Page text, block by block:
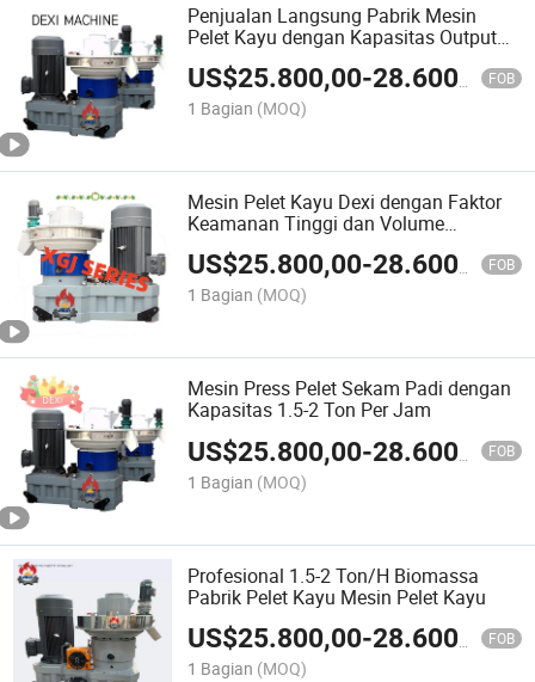
Penjualan Langsung Pabrik Mesin
Pelet Kayu dengan Kapasitas Output
yang Kuat
US$25.800,00-28.600,00 FOB
1 Bagian (MOQ)
Mesin Pelet Kayu Dexi dengan Faktor
Keamanan Tinggi dan Volume
Penjualan Tinggi
US$25.800,00-28.600,00 FOB
1 Bagian (MOQ)
Mesin Press Pelet Sekam Padi dengan
Kapasitas 1.5-2 Ton Per Jam
US$25.800,00-28.600,00 FOB
1 Bagian (MOQ)
Profesional 1.5-2 Ton/H Biomassa
Pabrik Pelet Kayu Mesin Pelet Kayu
US$25.800,00-28.600,00 FOB
1 Bagian (MOQ)